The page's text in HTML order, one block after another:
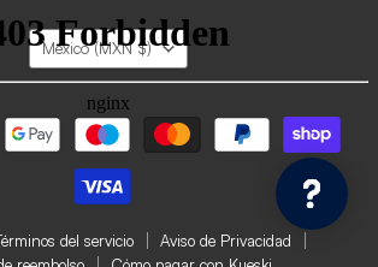
del servicio
Aviso de Privacidad
País
México (MXN $)